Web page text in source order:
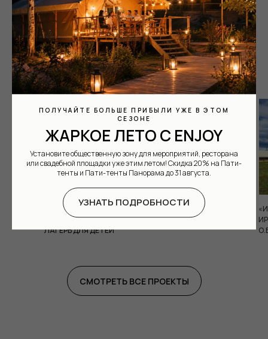
РЕАЛИЗОВАННЫЕ
ПРОЕКТЫ
«ЦИВИЛИЗАЦИЯ»
ПРИКЛЮЧЕНЧЕСКИЙ
ЛАГЕРЬ ДЛЯ ДЕТЕЙ
«ABRAU GLAMPING»
КРАСНОДАРСКИЙ КРАЙ
СМОТРЕТЬ ВСЕ ПРОЕКТЫ
ПОЛУЧАЙТЕ БОЛЬШЕ ПРИБЫЛИ УЖЕ В ЭТОМ
СЕЗОНЕ
ЖАРКОЕ ЛЕТО С ENJOY
Установите общественную зону для мероприятий, ресторана
или свадебной площадки уже этим летом! Скидка 20% на Пати-
тенты и Пати-тенты Панорама до 31 августа.
УЗНАТЬ ПОДРОБНОСТИ